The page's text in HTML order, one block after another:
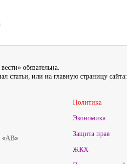
обязательна.
статьи, или на главную страницу сайта:
«АВ»
Политика
Экономика
Защита прав
ЖКХ